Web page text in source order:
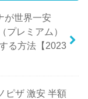
が世界一安
プレミアム）
る方法【2023
ピザ 激安 半額